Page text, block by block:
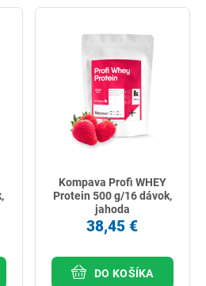
názvu od A
Kompava Profi WHEY
Protein 500 g/16 dávok,
jahoda
38,45 €
DO KOŠÍKA